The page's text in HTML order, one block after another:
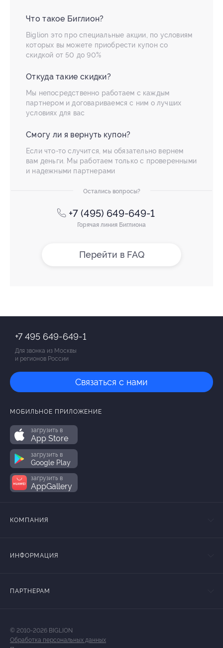
Что такое Биглион?
Biglion это про специальные акции, по условиям
которых вы можете приобрести купон со
скидкой от 50 до 90%
Откуда такие скидки?
Мы непосредственно работаем с каждым
партнером и договариваемся с ним о лучших
условиях для вас
Смогу ли я вернуть купон?
Если что-то случится, мы обязательно вернем
вам деньги. Мы работаем только с проверенными
и надежными партнерами
Остались вопросы?
+7 (495) 649-649-1
Горячая линия Биглиона
Перейти в FAQ
+7 495 649-649-1
Для звонка из Москвы
и регионов России
Связаться с нами
МОБИЛЬНОЕ ПРИЛОЖЕНИЕ
загрузить в
App Store
загрузить в
Google Play
загрузить в
AppGallery
КОМПАНИЯ
ИНФОРМАЦИЯ
ПАРТНЕРАМ
© 2010-2026 BIGLION
Обработка персональных данных